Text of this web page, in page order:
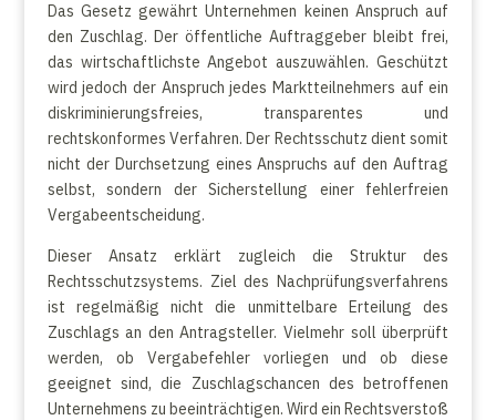
Das Gesetz gewährt Unternehmen keinen Anspruch auf
den Zuschlag. Der öffentliche Auftraggeber bleibt frei,
das wirtschaftlichste Angebot auszuwählen. Geschützt
wird jedoch der Anspruch jedes Marktteilnehmers auf ein
diskriminierungsfreies, transparentes und
rechtskonformes Verfahren. Der Rechtsschutz dient somit
nicht der Durchsetzung eines Anspruchs auf den Auftrag
selbst, sondern der Sicherstellung einer fehlerfreien
Vergabeentscheidung.
Dieser Ansatz erklärt zugleich die Struktur des
Rechtsschutzsystems. Ziel des Nachprüfungsverfahrens
ist regelmäßig nicht die unmittelbare Erteilung des
Zuschlags an den Antragsteller. Vielmehr soll überprüft
werden, ob Vergabefehler vorliegen und ob diese
geeignet sind, die Zuschlagschancen des betroffenen
Unternehmens zu beeinträchtigen. Wird ein Rechtsverstoß